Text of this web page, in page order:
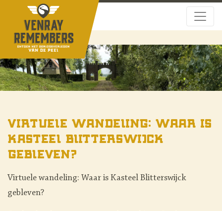
Virtuele wandeling: Waar is
Kasteel Blitterswijck
gebleven?
Virtuele wandeling: Waar is Kasteel Blitterswijck
gebleven?